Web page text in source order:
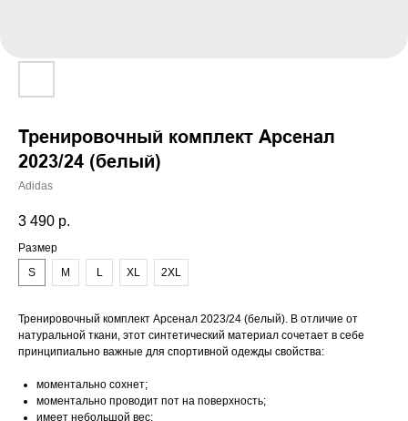
Тренировочный комплект Арсенал
2023/24 (белый)
Adidas
3 490 р.
Размер
S
M L XL 2XL
Тренировочный комплект Арсенал 2023/24 (белый). В отличие от
натуральной ткани, этот синтетический материал сочетает в себе
принципиально важные для спортивной одежды свойства:
моментально сохнет;
моментально проводит пот на поверхность;
имеет небольшой вес;